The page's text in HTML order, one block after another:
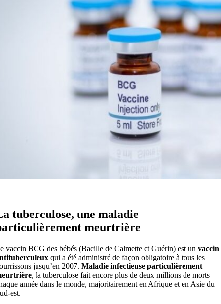
tuberculose, une maladie
meurtrière
vaccin BCG des bébés (Bacille de Calmette et Guérin) est un vaccin
qui a été administré de façon obligatoire à tous les
jusqu’en 2007. Maladie infectieuse particulièrement
, la tuberculose fait encore plus de deux millions de morts
année dans le monde, majoritairement en Afrique et en Asie du
est.